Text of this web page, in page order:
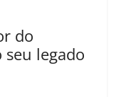
do
seu legado